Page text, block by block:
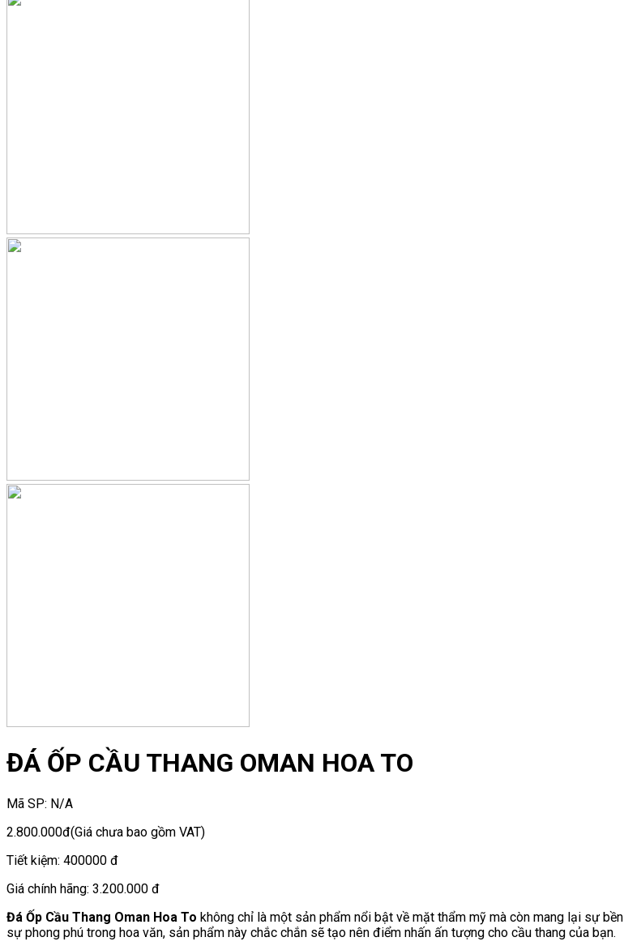
ĐÁ ỐP CẦU THANG OMAN HOA TO
Mã SP: N/A
2.800.000đ(Giá chưa bao gồm VAT)
Tiết kiệm: 400000 đ
Giá chính hãng: 3.200.000 đ
Đá Ốp Cầu Thang Oman Hoa To không chỉ là một sản phẩm nổi bật về mặt thẩm mỹ mà còn mang lại sự
sự phong phú trong hoa văn, sản phẩm này chắc chắn sẽ tạo nên điểm nhấn ấn tượng cho cầu thang của bạn.